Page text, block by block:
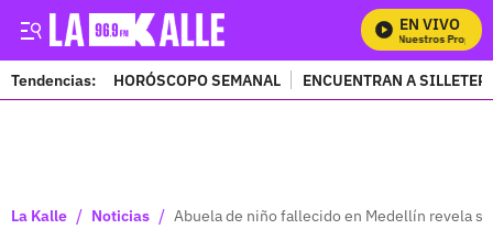
EN VIVO
Mira Todos Nuestros Programas
Tendencias: HORÓSCOPO SEMANAL ENCUENTRAN A
La Kalle / Noticias / Abuela de niño fallecido en Medellín revela